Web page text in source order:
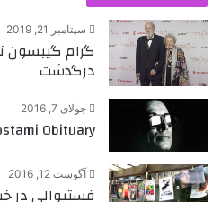
سپتامبر 21, 2019
گرام گیبسون
درگذشت
جولای 7, 2016
Obituary
آگوست 12, 2016
فستیوالی در